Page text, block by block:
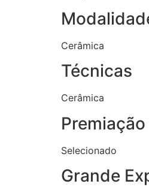
Cerâmica
Técnicas
Cerâmica
Premiação
Selecionado
Grande